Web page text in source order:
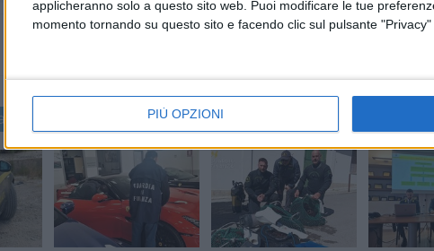
applicheranno solo a questo sito web. Puoi modificare le tue
momento tornando su questo sito e facendo clic sul pulsante
PIÙ OPZIONI